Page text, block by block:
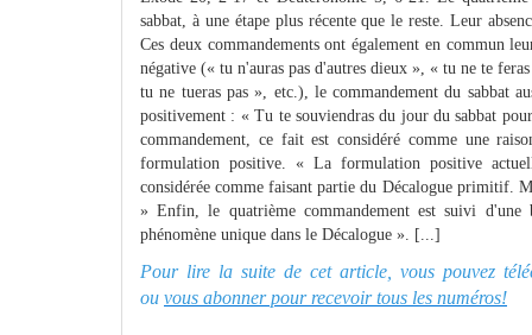
sabbat, à une étape plus récente que le reste. Leur
Ces deux commandements ont également en commun
négative (« tu n'auras pas d'autres dieux », « tu ne te
tu ne tueras pas », etc.), le commandement du sabbat
positivement : « Tu te souviendras du jour du sabbat
commandement, ce fait est considéré comme une
formulation positive. « La formulation positive
considérée comme faisant partie du Décalogue primitif.
» Enfin, le quatrième commandement est suivi
phénomène unique dans le Décalogue ». [...]
Pour lire la suite de cet article, vous pouvez
ou vous abonner pour recevoir tous les numéros!